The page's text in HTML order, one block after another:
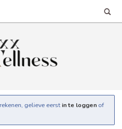
gelieve eerst in te loggen of